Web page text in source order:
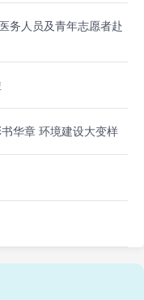
务人员及青年志愿者赴
华章 环境建设大变样